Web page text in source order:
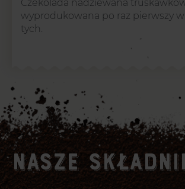
Czekolada nadziewana
wyprodukowana po raz pierwszy
tych.
NASZE